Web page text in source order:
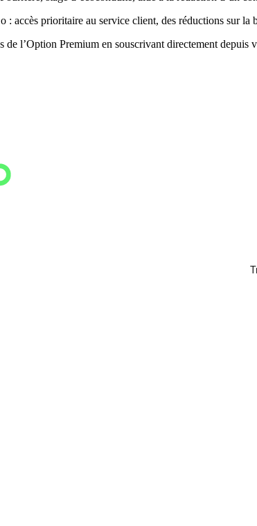
: accès prioritaire au service client, des réductions sur
de l’Option Premium en souscrivant directement depuis